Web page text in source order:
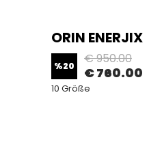
ORIN ENERJIX
%20 € 950.00
€ 760.00
10 Größe